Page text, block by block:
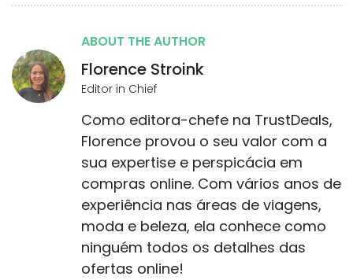
ABOUT THE AUTHOR
Florence Stroink
Editor in Chief
Como editora-chefe na TrustDeals,
Florence provou o seu valor com a
sua expertise e perspicácia em
compras online. Com vários anos de
experiência nas áreas de viagens,
moda e beleza, ela conhece como
ninguém todos os detalhes das
ofertas online!